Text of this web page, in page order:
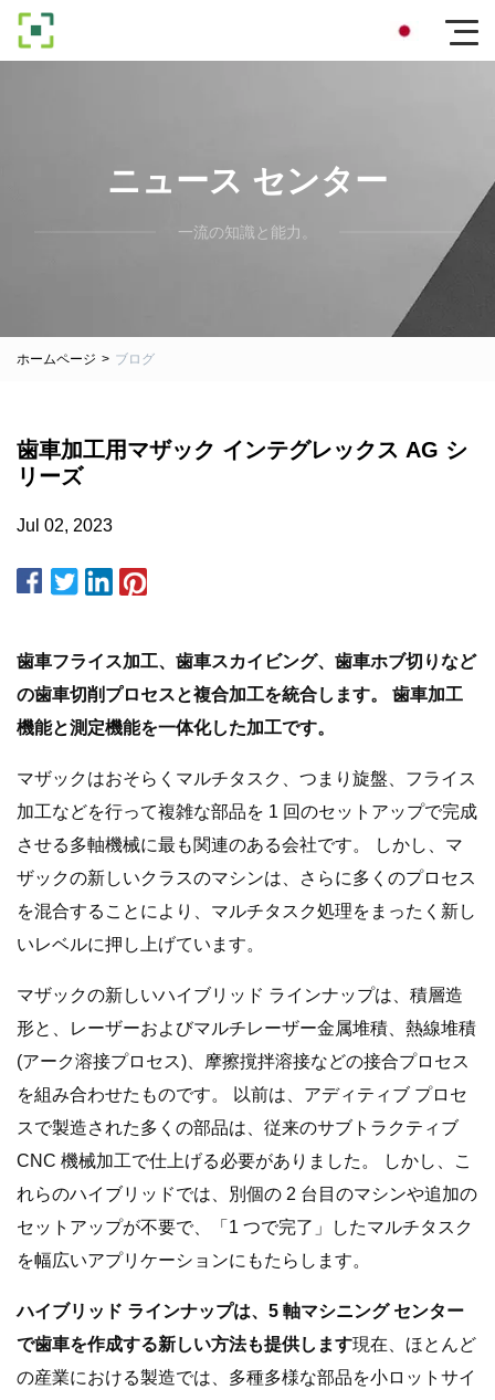
ニュース センター
一流の知識と能力。
ホームページ > ブログ
歯車加工用マザック インテグレックス AG シ
リーズ
Jul 02, 2023
歯車フライス加工、歯車スカイビング、​​歯車ホブ切りなど
の歯車切削プロセスと複合加工を統合します。 歯車加工
機能と測定機能を一体化した加工です。
マザックはおそらくマルチタスク、つまり旋盤、フライス
加工などを行って複雑な部品を 1 回のセットアップで完成
させる多軸機械に最も関連のある会社です。 しかし、マ
ザックの新しいクラスのマシンは、さらに多くのプロセス
を混合することにより、マルチタスク処理をまったく新し
いレベルに押し上げています。
マザックの新しいハイブリッド ラインナップは、積層造
形と、レーザーおよびマルチレーザー金属堆積、熱線堆積
(アーク溶接プロセス)、摩擦撹拌溶接などの接合プロセス
を組み合わせたものです。 以前は、アディティブ プロセ
スで製造された多くの部品は、従来のサブトラクティブ
CNC 機械加工で仕上げる必要がありました。 しかし、こ
れらのハイブリッドでは、別個の 2 台目のマシンや追加の
セットアップが不要で、「1 つで完了」したマルチタスク
を幅広いアプリケーションにもたらします。
ハイブリッド ラインナップは、5 軸マシニング センター
で歯車を作成する新しい方法も提供します現在、ほとんど
の産業における製造では、多種多様な部品を小ロットサイ